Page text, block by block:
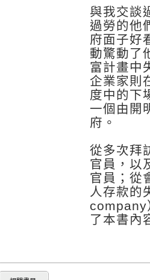
與我交談
過勞的他
府面子好
動驚動了
富計畫中
企業家則
度中的下
一個由開
府。
從多次拜
官員，以
官員；從
人存款的
company
了本書內